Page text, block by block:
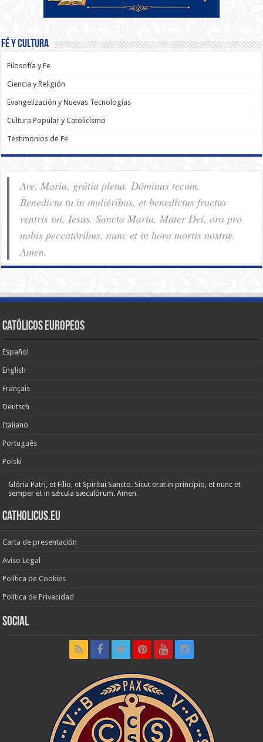
Fé y Cultura
Filosofía y Fe
Ciencia y Religión
Evangelización y Nuevas Tecnologías
Cultura Popular y Catolicismo
Testimonios de Fe
Ave, Maria, grátia plena, Dóminus tecum.
Benedícta tu in muliéribus, et benedíctus fructus
ventris tui, Iesus. Sancta Maria, Mater Dei, ora pro
nobis pec­ca­tóribus, nunc et in hora mortis nostræ.
Amen.
Católicos Europeos
Español
English
Français
Deutsch
Italiano
Português
Polski
Glória Patri, et Fílio, et Spirítui Sancto. Sicut erat in princípio, et nunc et
semper et in sǽcula sæculórum. Amen.
Catholicus.eu
Carta de presentación
Aviso Legal
Política de Cookies
Política de Privacidad
Social